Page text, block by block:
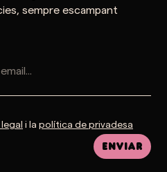
sempre escampant
legal i la política de privadesa
Enviar